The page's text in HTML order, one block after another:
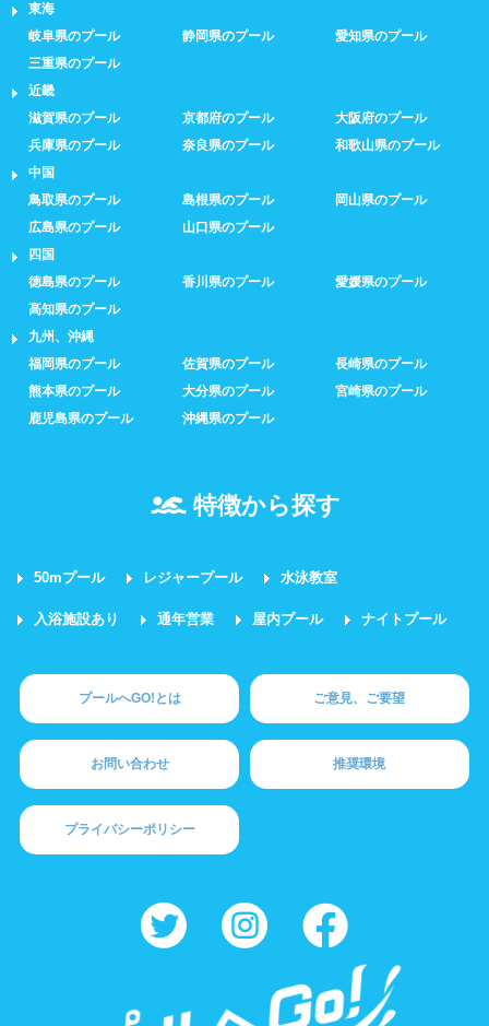
東海
岐阜県のプール
静岡県のプール
愛知県のプール
三重県のプール
近畿
滋賀県のプール
京都府のプール
大阪府のプール
兵庫県のプール
奈良県のプール
和歌山県のプール
中国
鳥取県のプール
島根県のプール
岡山県のプール
広島県のプール
山口県のプール
四国
徳島県のプール
香川県のプール
愛媛県のプール
高知県のプール
九州、沖縄
福岡県のプール
佐賀県のプール
長崎県のプール
熊本県のプール
大分県のプール
宮崎県のプール
鹿児島県のプール
沖縄県のプール
特徴から探す
50mプール レジャープール 水泳教室
入浴施設あり 通年営業 屋内プール ナイトプール
プールへGO!とは ご意見、ご要望
お問い合わせ 推奨環境
プライバシーポリシー